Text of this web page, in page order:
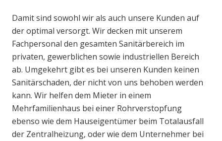
Damit sind sowohl wir als auch unsere Kunden auf
der optimal versorgt. Wir decken mit unserem
Fachpersonal den gesamten Sanitärbereich im
privaten, gewerblichen sowie industriellen Bereich
ab. Umgekehrt gibt es bei unseren Kunden keinen
Sanitärschaden, der nicht von uns behoben werden
kann. Wir helfen dem Mieter in einem
Mehrfamilienhaus bei einer Rohrverstopfung
ebenso wie dem Hauseigentümer beim Totalausfall
der Zentralheizung, oder wie dem Unternehmer bei